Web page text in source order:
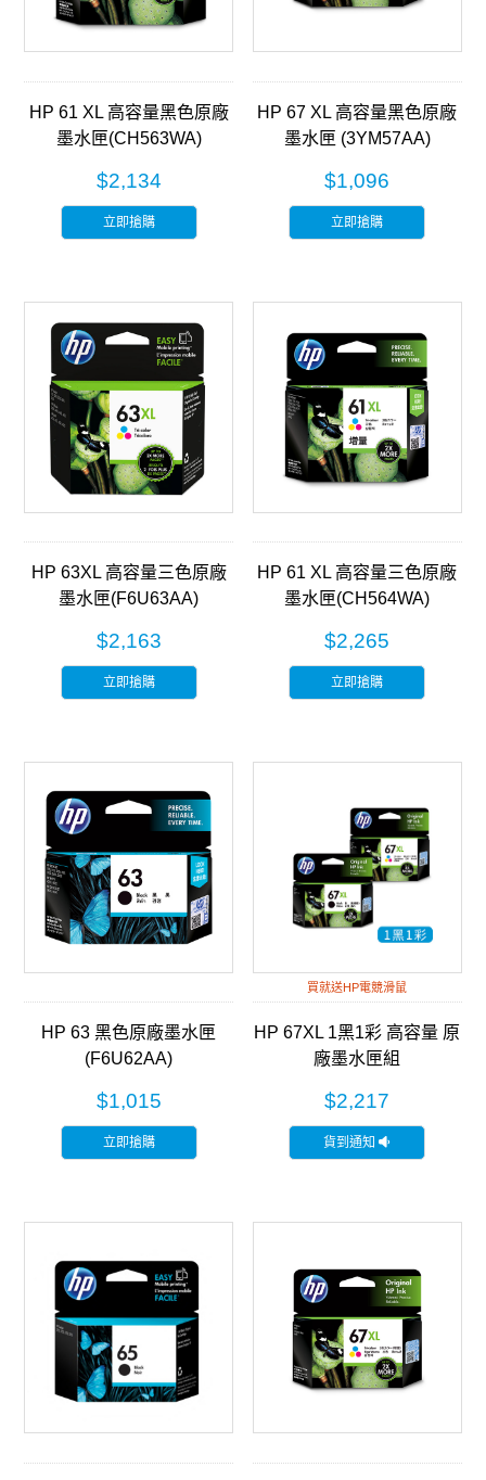
HP 61 XL 高容量黑色原廠
墨水匣(CH563WA)
$2,134
立即搶購
HP 67 XL 高容量黑色原廠
墨水匣 (3YM57AA)
$1,096
立即搶購
HP 63XL 高容量三色原廠
墨水匣(F6U63AA)
$2,163
立即搶購
HP 61 XL 高容量三色原廠
墨水匣(CH564WA)
$2,265
立即搶購
HP 63 黑色原廠墨水匣
(F6U62AA)
$1,015
立即搶購
買就送HP電競滑鼠
HP 67XL 1黑1彩 高容量 原
廠墨水匣組
$2,217
貨到通知